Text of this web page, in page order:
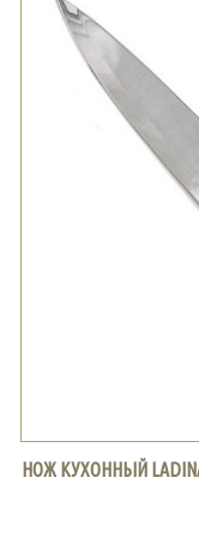
НОЖ КУХОННЫЙ